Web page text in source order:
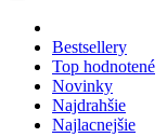
Bestsellery
Top hodnotené
Novinky
Najdrahšie
Najlacnejšie